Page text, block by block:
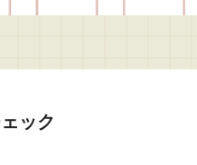
ック